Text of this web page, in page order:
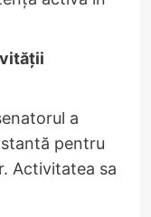
a
pentru
Activitatea sa